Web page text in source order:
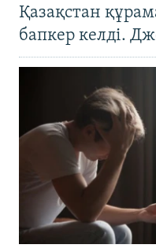
Қазақстан
бапкер келді.